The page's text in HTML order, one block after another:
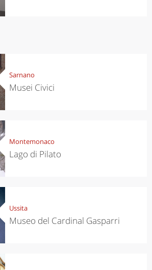
Sarnano
Musei Civici
Montemonaco
Lago di Pilato
Ussita
Museo del Cardinal Gasparri